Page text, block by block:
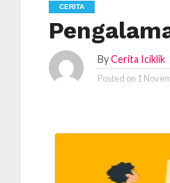
CERITA
By Cerita Iciklik
Posted on 1